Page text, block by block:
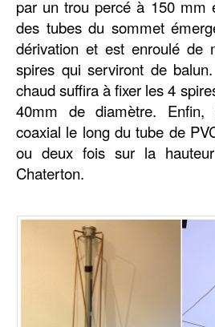
par un trou percé à 150 mm
des tubes du sommet
dérivation et est enroulé de
spires qui serviront de
chaud suffira à fixer les 4
40mm de diamètre. Enfin,
coaxial le long du tube de
ou deux fois sur la
Chaterton.